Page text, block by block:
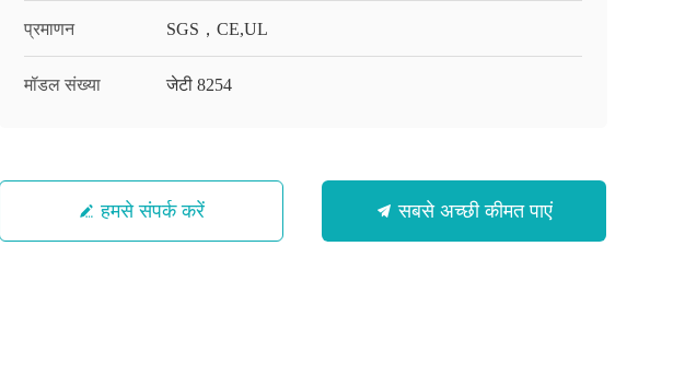
प्रमाणन SGS，CE,UL
मॉडल संख्या जेटी 8254
हमसे संपर्क करें सबसे अच्छी कीमत पाएं